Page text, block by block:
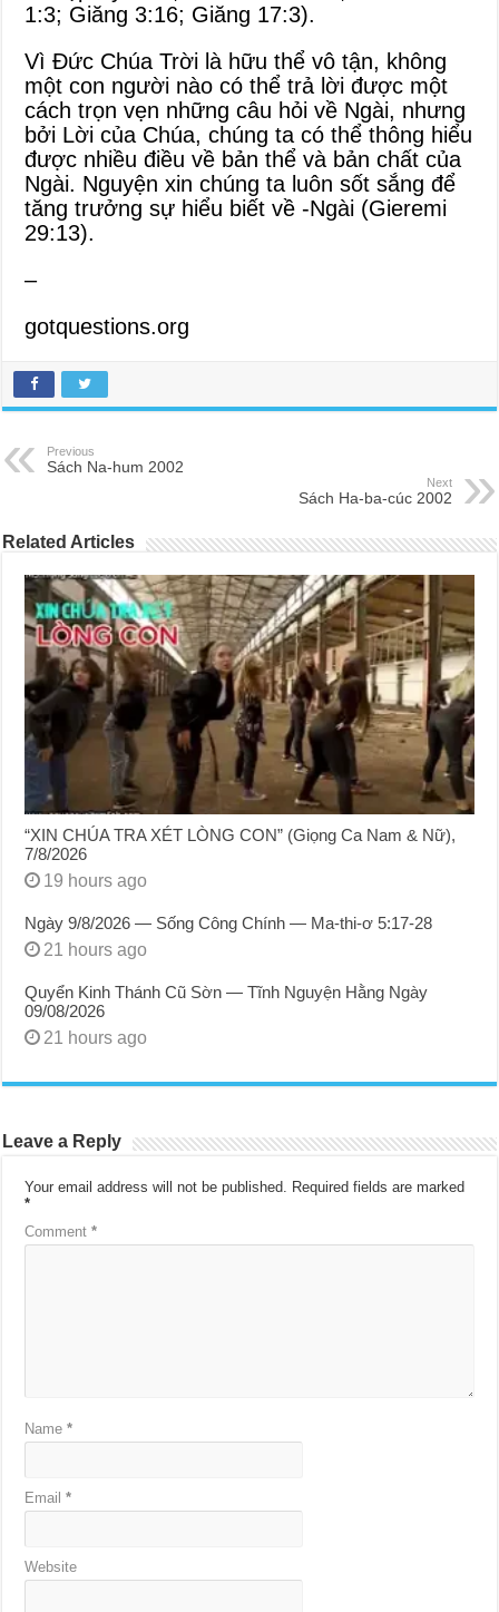
1:3; Giăng 3:16; Giăng 17:3).
Vì Đức Chúa Trời là hữu thể vô tận, không
một con người nào có thể trả lời được một
cách trọn vẹn những câu hỏi về Ngài, nhưng
bởi Lời của Chúa, chúng ta có thể thông hiểu
được nhiều điều về bản thể và bản chất của
Ngài. Nguyện xin chúng ta luôn sốt sắng để
tăng trưởng sự hiểu biết về -Ngài (Gieremi
29:13).
–
gotquestions.org
Previous
Sách Na-hum 2002
Next
Sách Ha-ba-cúc 2002
Related Articles
“XIN CHÚA TRA XÉT LÒNG CON” (Giọng Ca Nam & Nữ),
7/8/2026
19 hours ago
Ngày 9/8/2026 — Sống Công Chính — Ma-thi-ơ 5:17-28
21 hours ago
Quyển Kinh Thánh Cũ Sờn — Tĩnh Nguyện Hằng Ngày
09/08/2026
21 hours ago
Leave a Reply
Your email address will not be published.
Required fields are marked
*
Comment*
Name*
Email*
Website